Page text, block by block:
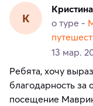
К
Кристина
о туре -
13 мар.
Ребята, хочу
благодарность за
посещение